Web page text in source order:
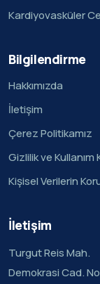
Kardiyovasküler
Bilgilendirme
Hakkımızda
İletişim
Çerez Politikamız
Gizlilik ve Kullanım
Kişisel Verilerin
İletişim
Turgut Reis Mah.
Demokrasi Cad.